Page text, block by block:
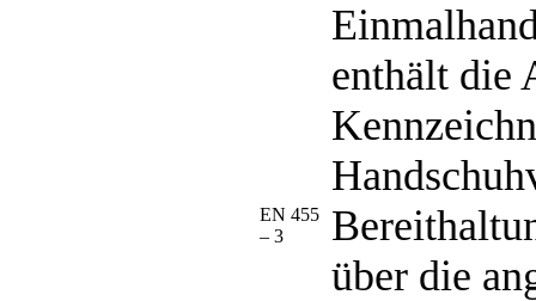
EN 455
– 3
enthält die
über die